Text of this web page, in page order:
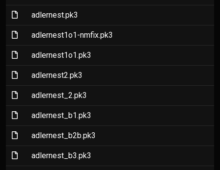
(File)adlernest.pk3
(File)adlernest1o1-nmfix.pk3
(File)adlernest1o1.pk3
(File)adlernest2.pk3
(File)adlernest_2.pk3
(File)adlernest_b1.pk3
(File)adlernest_b2b.pk3
(File)adlernest_b3.pk3